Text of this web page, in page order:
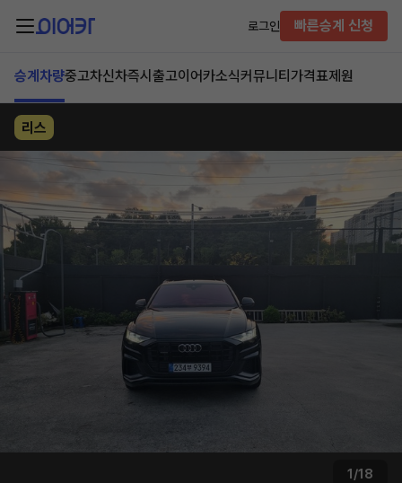
로그인 빠른승계 신청
승계차량중고차신차즉시출고이어카소식커뮤니티 가격표제원
리스
1/18